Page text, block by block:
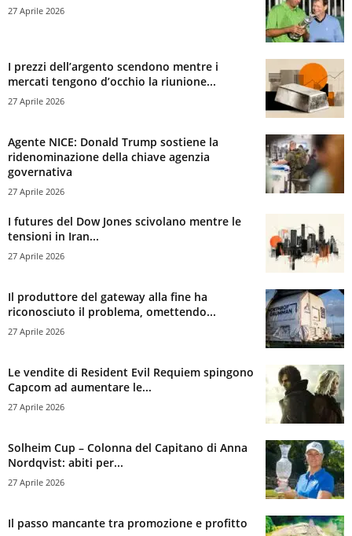
27 Aprile 2026
I prezzi dell’argento scendono mentre i
mercati tengono d’occhio la riunione...
27 Aprile 2026
Agente NICE: Donald Trump sostiene la
ridenominazione della chiave agenzia
governativa
27 Aprile 2026
I futures del Dow Jones scivolano mentre le
tensioni in Iran...
27 Aprile 2026
Il produttore del gateway alla fine ha
riconosciuto il problema, omettendo...
27 Aprile 2026
Le vendite di Resident Evil Requiem spingono
Capcom ad aumentare le...
27 Aprile 2026
Solheim Cup – Colonna del Capitano di Anna
Nordqvist: abiti per...
27 Aprile 2026
Il passo mancante tra promozione e profitto